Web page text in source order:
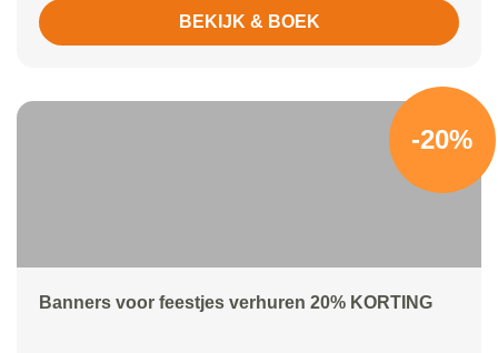
BEKIJK & BOEK
-20%
Banners voor feestjes verhuren 20% KORTING